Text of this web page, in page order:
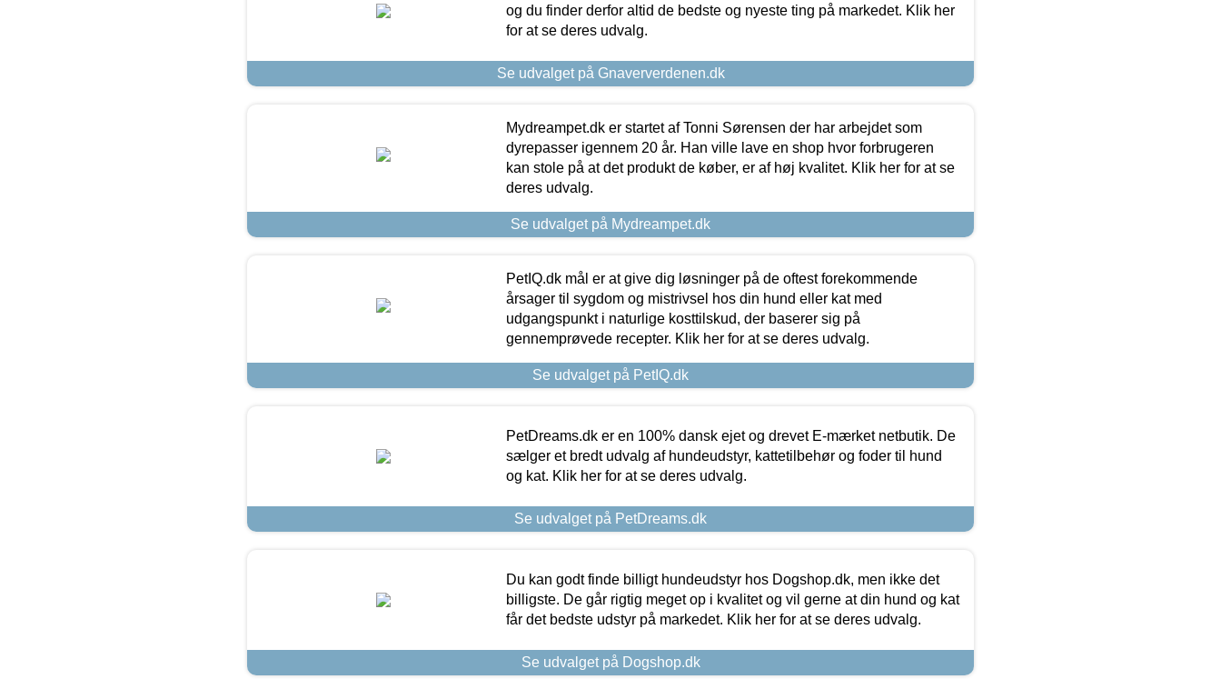
og du finder derfor altid de bedste og nyeste ting på markedet. Klik her
for at se deres udvalg.
Se udvalget på Gnaververdenen.dk
Mydreampet.dk er startet af Tonni Sørensen der har arbejdet som
dyrepasser igennem 20 år. Han ville lave en shop hvor forbrugeren
kan stole på at det produkt de køber, er af høj kvalitet. Klik her for at se
deres udvalg.
Se udvalget på Mydreampet.dk
PetIQ.dk mål er at give dig løsninger på de oftest forekommende
årsager til sygdom og mistrivsel hos din hund eller kat med
udgangspunkt i naturlige kosttilskud, der baserer sig på
gennemprøvede recepter. Klik her for at se deres udvalg.
Se udvalget på PetIQ.dk
PetDreams.dk er en 100% dansk ejet og drevet E-mærket netbutik. De
sælger et bredt udvalg af hundeudstyr, kattetilbehør og foder til hund
og kat. Klik her for at se deres udvalg.
Se udvalget på PetDreams.dk
Du kan godt finde billigt hundeudstyr hos Dogshop.dk, men ikke det
billigste. De går rigtig meget op i kvalitet og vil gerne at din hund og kat
får det bedste udstyr på markedet. Klik her for at se deres udvalg.
Se udvalget på Dogshop.dk